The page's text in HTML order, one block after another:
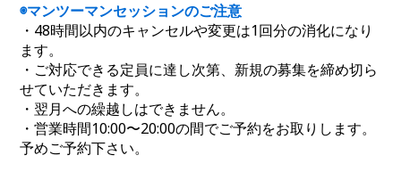
◉マンツーマンセッションのご注意
・48時間以内のキャンセルや変更は1回分の消化になり
ます。
・ご対応できる定員に達し次第、新規の募集を締め切ら
せていただきます。
・翌月への繰越しはできません。
・営業時間10:00〜20:00の間でご予約をお取りします。
予めご予約下さい。